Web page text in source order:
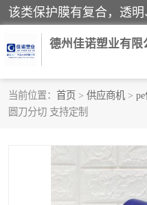
德州佳诺塑业有限
当前位置： 首页 > 供应商机 >
圆刀分切 支持定制
pe保护膜